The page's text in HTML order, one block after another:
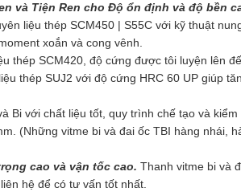
và Tiện Ren cho Độ ổn định và độ bền
liệu thép SCM450 | S55C với kỹ thuật
xoắn và cong vênh.
thép SCM420, độ cứng được tôi luyện lên
thép SUJ2 với độ cứng HRC 60 UP giúp
Bi với chất liệu tốt, quy trình chế tạo và
(Những vitme bi và đai ốc TBI hàng nhái,
cao và vận tốc cao. Thanh vitme bi và
hệ để có tư vấn tốt nhất.